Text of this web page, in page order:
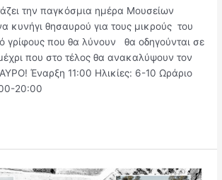
την παγκόσμια ημέρα Μουσείων
κυνήγι θησαυρού για τους μικρούς του
γρίφους που θα λύνουν θα οδηγούνται σε
που στο τέλος θα ανακαλύψουν τον
Έναρξη 11:00 Ηλικίες: 6-10 Ωράριο
20:00